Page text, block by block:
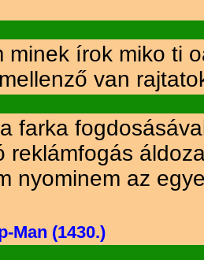
minek írok miko ti
van
farka
reklámfogás
nyominem az
Man (1430.)